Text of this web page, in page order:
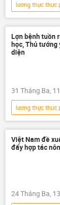
lương thực thực
thông tin
an toàn thực
Dịch tả heo
Lợn bệnh tuồn
học, Thủ tướng
diện
31 Tháng Ba,
lương thực thực
thông tin
an toàn thực
thịt heo
Việt Nam đề
đẩy hợp tác
24 Tháng Ba,